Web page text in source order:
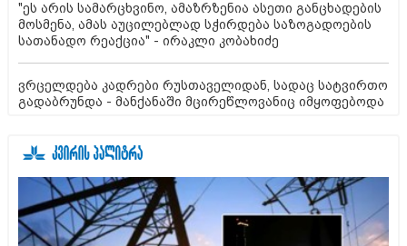
"ეს არის სამარცხვინო, ამაზრზენია ასეთი განცხადების
მოსმენა, ამას აუცილებლად სჭირდება საზოგადოების
სათანადო რეაქცია" - ირაკლი კობახიძე
ვრცელდება კადრები რუსთაველიდან, სადაც სატვირთო
გადაბრუნდა - მანქანაში მცირეწლოვანიც იმყოფებოდა